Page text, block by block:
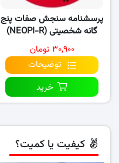
پرسشنامه سنجش صفات پنج
گانه شخصیتی (NEOPI-R)
۳۰,۹۰۰ تومان
توضیحات
خرید
کیفیت یا کمیت؟